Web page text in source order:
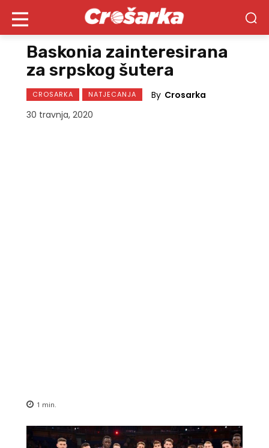
Baskonia zainteresirana
za srpskog šutera
CROSARKA NATJECANJA By Crosarka
30 travnja, 2020
1 min.